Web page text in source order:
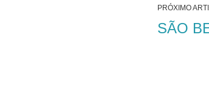
PRÓXIMO
SÃO